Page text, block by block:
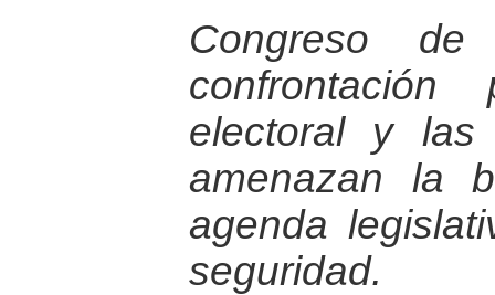
Congreso
electoral y las
amenazan la
agenda
seguridad.